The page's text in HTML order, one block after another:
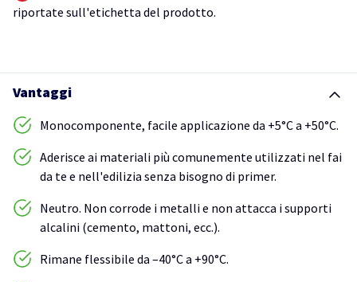
riportate sull'etichetta del prodotto.
Vantaggi
Monocomponente, facile applicazione da +5°C a +50°C.
Aderisce ai materiali più comunemente utilizzati nel fai
da te e nell'edilizia senza bisogno di primer.
Neutro. Non corrode i metalli e non attacca i supporti
alcalini (cemento, mattoni, ecc.).
Rimane flessibile da –40°C a +90°C.